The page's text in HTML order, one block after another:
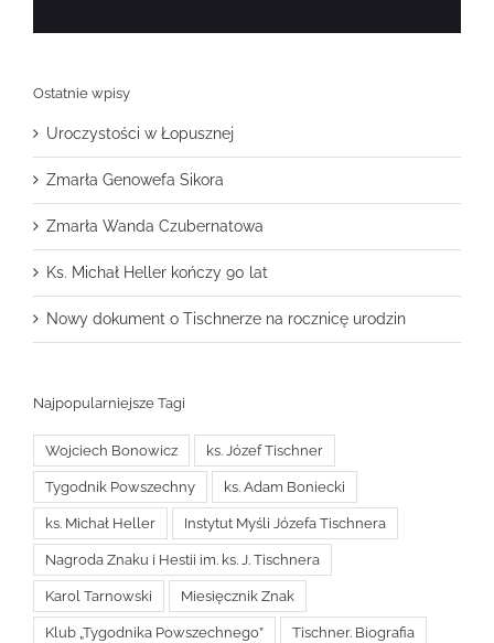
Ostatnie wpisy
Uroczystości w Łopusznej
Zmarła Genowefa Sikora
Zmarła Wanda Czubernatowa
Ks. Michał Heller kończy 90 lat
Nowy dokument o Tischnerze na rocznicę urodzin
Najpopularniejsze Tagi
Wojciech Bonowicz ks. Józef Tischner
Tygodnik Powszechny ks. Adam Boniecki
ks. Michał Heller Instytut Myśli Józefa Tischnera
Nagroda Znaku i Hestii im. ks. J. Tischnera
Karol Tarnowski Miesięcznik Znak
Klub „Tygodnika Powszechnego” Tischner. Biografia